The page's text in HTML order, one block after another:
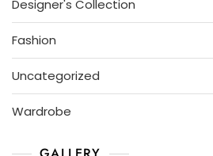
Designer's Collection
Fashion
Uncategorized
Wardrobe